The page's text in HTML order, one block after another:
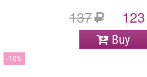
137 123
Buy
10